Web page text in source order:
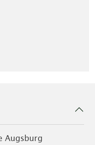
Augsburg